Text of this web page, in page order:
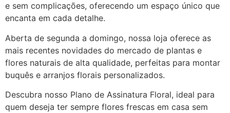
e sem complicações, oferecendo um espaço único que
encanta em cada detalhe.
Aberta de segunda a domingo, nossa loja oferece as
mais recentes novidades do mercado de plantas e
flores naturais de alta qualidade, perfeitas para montar
buquês e arranjos florais personalizados.
Descubra nosso Plano de Assinatura Floral, ideal para
quem deseja ter sempre flores frescas em casa sem